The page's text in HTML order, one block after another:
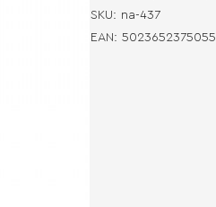
SKU: na-437
EAN: 5023652375055